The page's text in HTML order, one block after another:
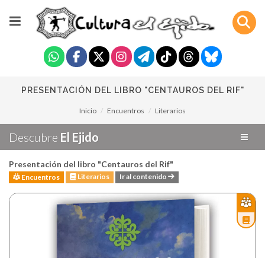
PRESENTACIÓN DEL LIBRO "CENTAUROS DEL RIF"
Inicio Encuentros Literarios
Descubre El Ejido
Presentación del libro "Centauros del Rif"
Encuentros Literarios Ir al contenido